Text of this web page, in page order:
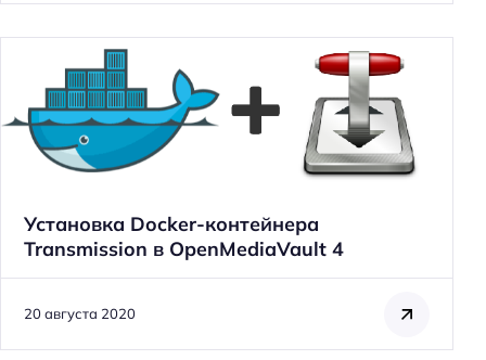
Установка Docker-контейнера
Transmission в OpenMediaVault 4
20 августа 2020